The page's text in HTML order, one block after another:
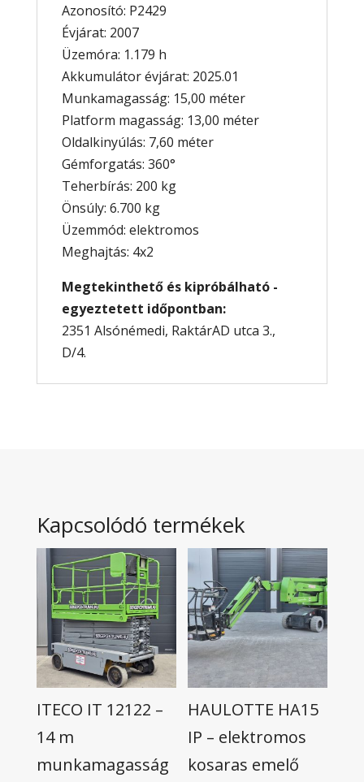
Azonosító: P2429
Évjárat: 2007
Üzemóra: 1.179 h
Akkumulátor évjárat: 2025.01
Munkamagasság: 15,00 méter
Platform magasság: 13,00 méter
Oldalkinyúlás: 7,60 méter
Gémforgatás: 360°
Teherbírás: 200 kg
Önsúly: 6.700 kg
Üzemmód: elektromos
Meghajtás: 4x2
Megtekinthető és kipróbálható -
egyeztetett időpontban:
2351 Alsónémedi, RaktárAD utca 3.,
D/4.
Kapcsolódó termékek
ITECO IT 12122 –
14 m
munkamagasság
HAULOTTE HA15
IP – elektromos
kosaras emelő